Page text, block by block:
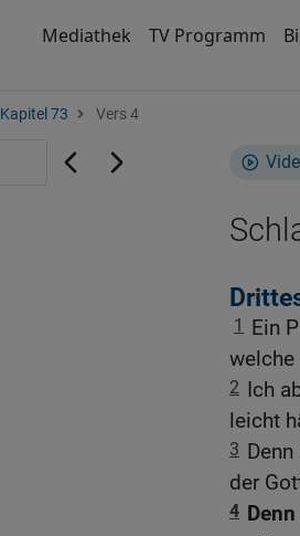
Mediathek TV Programm
Kapitel 73 Vers 4
1 Ein
welche
2 Ich
leicht
3
der
4